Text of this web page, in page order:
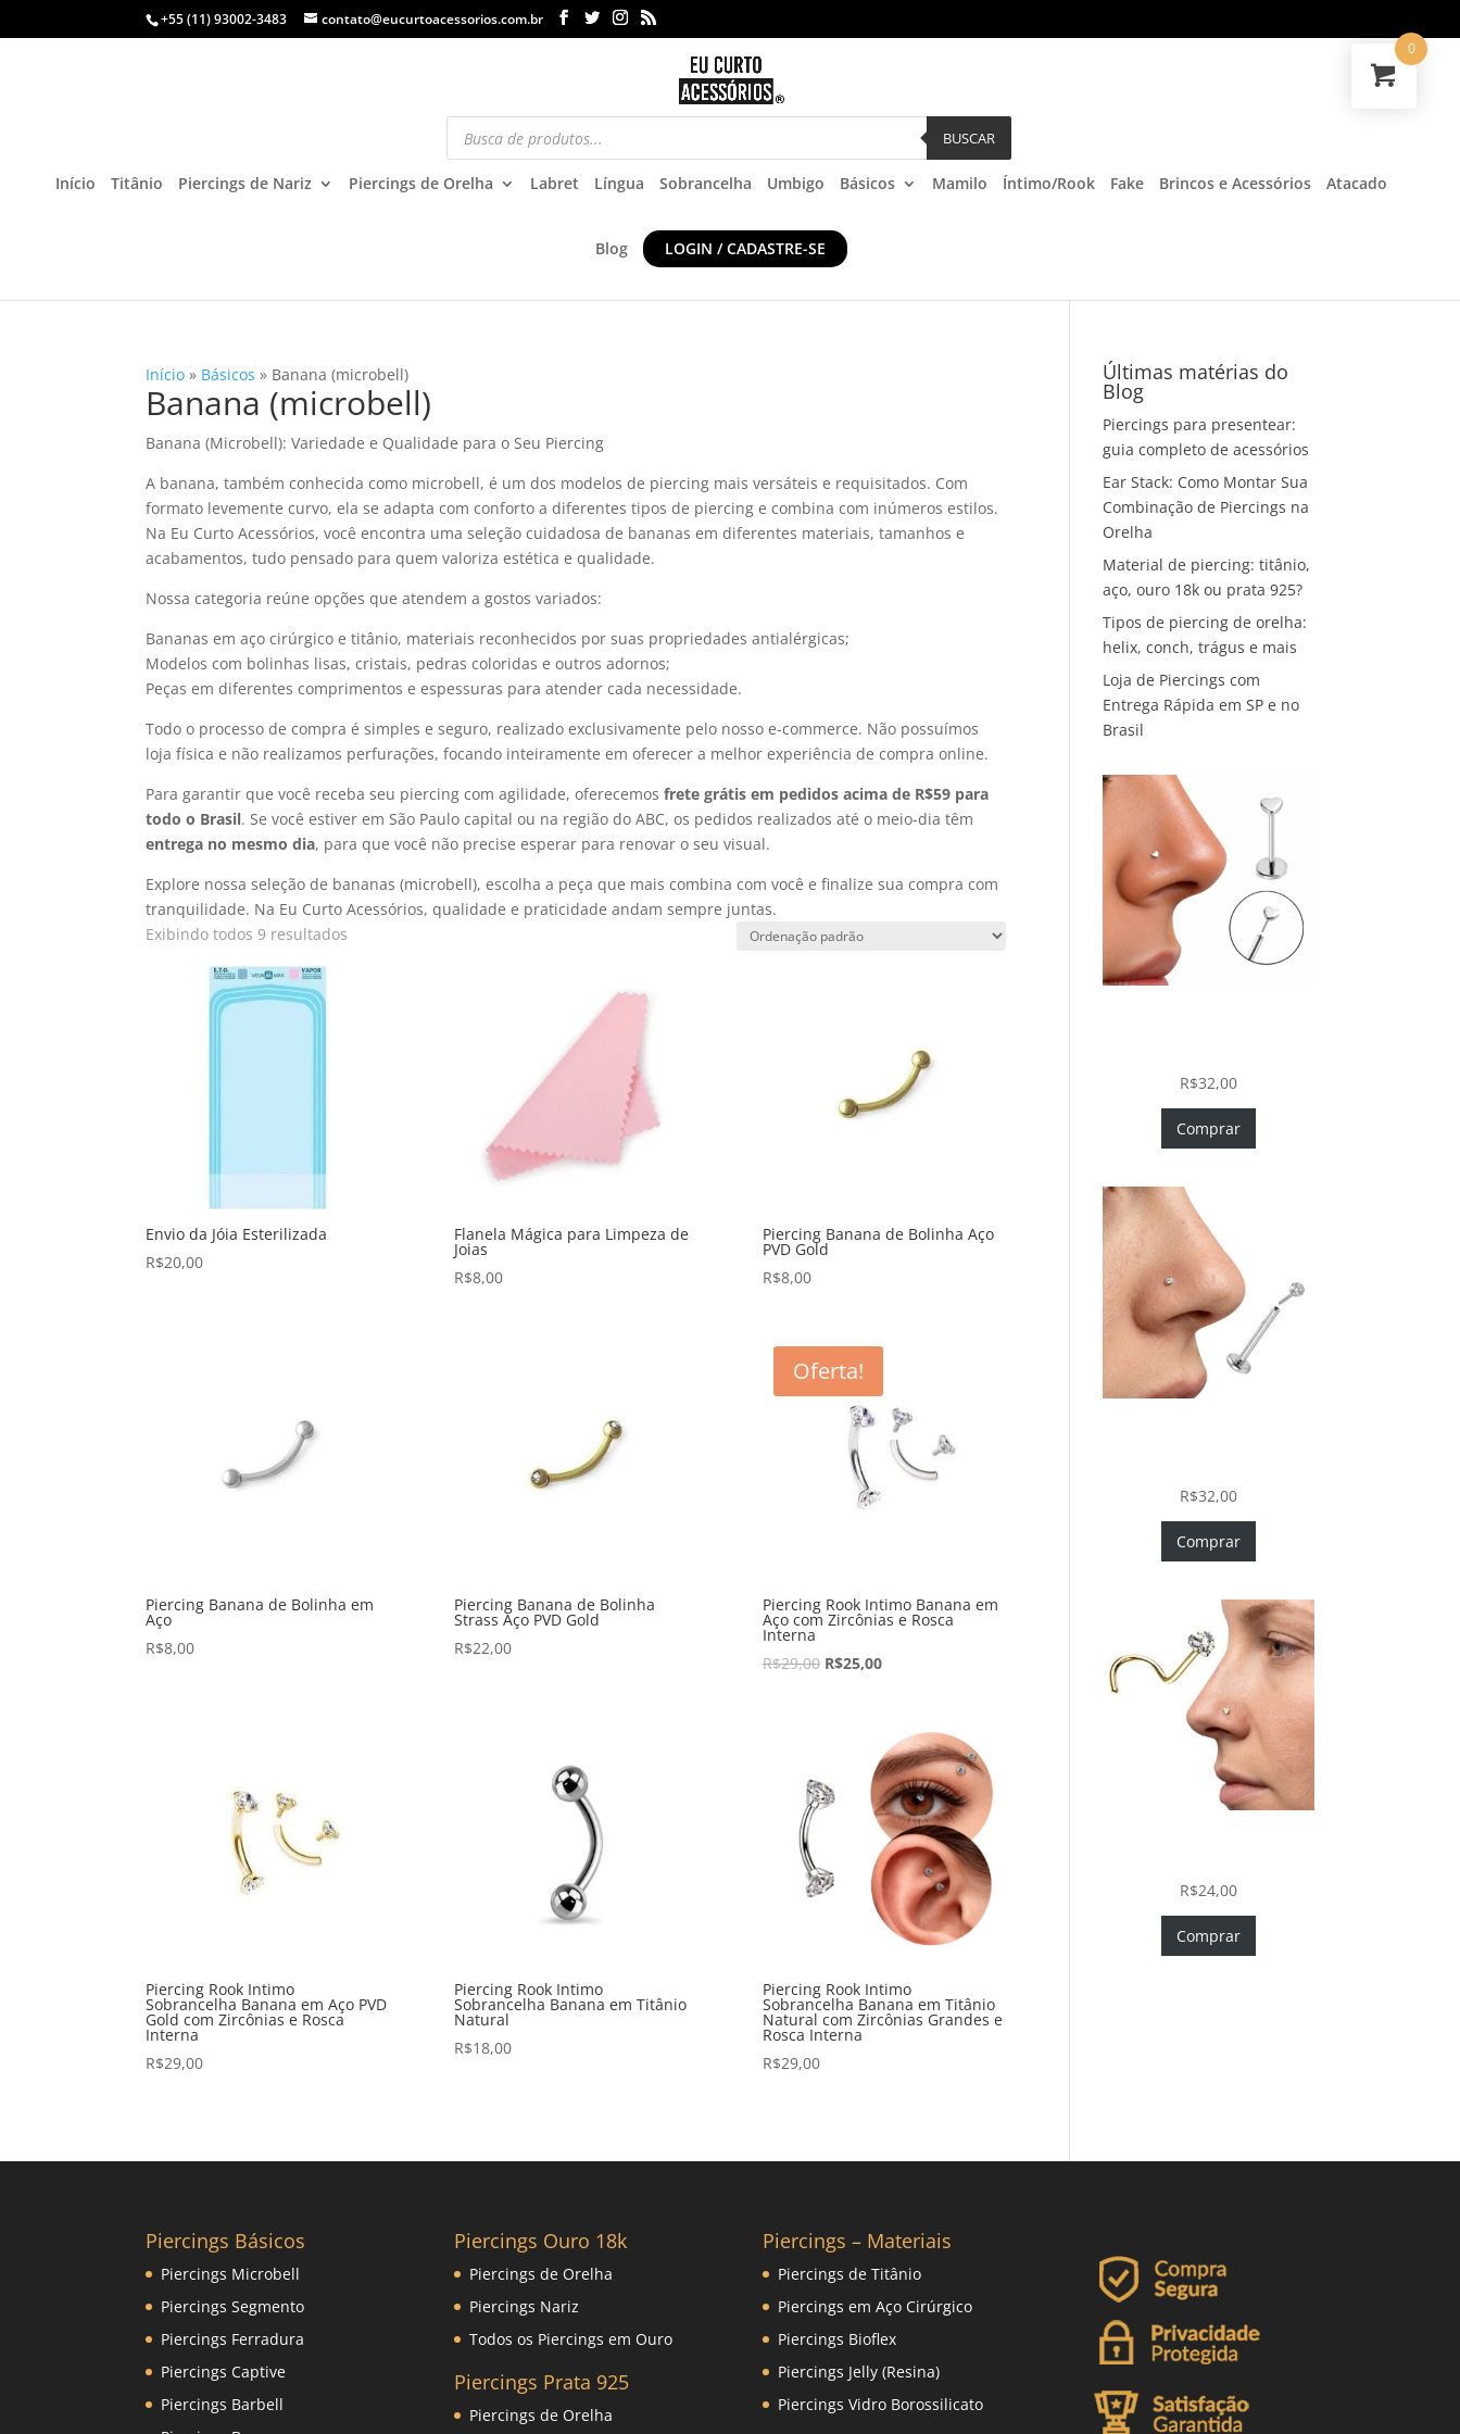
+55 (11) 93002-3483 contato@eucurtoacessorios.com.br
BUSCAR
Início Titânio Piercings de Nariz Piercings de Orelha Labret Língua Sobrancelha Umbigo Básicos Mamilo Íntimo/Rook Fake Brincos e Acessórios Atacado
Blog LOGIN / CADASTRE-SE
Início » Básicos » Banana (microbell)
Banana (microbell)
Banana (Microbell): Variedade e Qualidade para o Seu Piercing
A banana, também conhecida como microbell, é um dos modelos de piercing mais versáteis e requisitados. Com
formato levemente curvo, ela se adapta com conforto a diferentes tipos de piercing e combina com inúmeros estilos.
Na Eu Curto Acessórios, você encontra uma seleção cuidadosa de bananas em diferentes materiais, tamanhos e
acabamentos, tudo pensado para quem valoriza estética e qualidade.
Nossa categoria reúne opções que atendem a gostos variados:
Bananas em aço cirúrgico e titânio, materiais reconhecidos por suas propriedades antialérgicas;
Modelos com bolinhas lisas, cristais, pedras coloridas e outros adornos;
Peças em diferentes comprimentos e espessuras para atender cada necessidade.
Todo o processo de compra é simples e seguro, realizado exclusivamente pelo nosso e-commerce. Não possuímos
loja física e não realizamos perfurações, focando inteiramente em oferecer a melhor experiência de compra online.
Para garantir que você receba seu piercing com agilidade, oferecemosfrete grátis em pedidos acima de R$59 para
todo o Brasil. Se você estiver em São Paulo capital ou na região do ABC, os pedidos realizados até o meio-dia têm
entrega no mesmo dia, para que você não precise esperar para renovar o seu visual.
Explore nossa seleção de bananas (microbell), escolha a peça que mais combina com você e finalize sua compra com
tranquilidade. Na Eu Curto Acessórios, qualidade e praticidade andam sempre juntas.
Exibindo todos 9 resultados
Envio da Jóia Esterilizada
R$20,00
Flanela Mágica para Limpeza de
Joias
R$8,00
Piercing Banana de Bolinha Aço
PVD Gold
R$8,00
Piercing Banana de Bolinha em
Aço
R$8,00
Piercing Banana de Bolinha
Strass Aço PVD Gold
R$22,00
Oferta!
Piercing Rook Intimo Banana em
Aço com Zircônias e Rosca
Interna
R$29,00 R$25,00
Piercing Rook Intimo
Sobrancelha Banana em Aço PVD
Gold com Zircônias e Rosca
Interna
R$29,00
Piercing Rook Intimo
Sobrancelha Banana em Titânio
Natural
R$18,00
Piercing Rook Intimo
Sobrancelha Banana em Titânio
Natural com Zircônias Grandes e
Rosca Interna
R$29,00
Últimas matérias do
Blog
Piercings para presentear:
guia completo de acessórios
Ear Stack: Como Montar Sua
Combinação de Piercings na
Orelha
Material de piercing: titânio,
aço, ouro 18k ou prata 925?
Tipos de piercing de orelha:
helix, conch, trágus e mais
Loja de Piercings com
Entrega Rápida em SP e no
Brasil
R$32,00
Comprar
R$32,00
Comprar
R$24,00
Comprar
Piercings Básicos
Piercings Microbell
Piercings Segmento
Piercings Ferradura
Piercings Captive
Piercings Barbell
Piercings Ouro 18k
Piercings de Orelha
Piercings Nariz
Todos os Piercings em Ouro
Piercings Prata 925
Piercings de Orelha
Piercings – Materiais
Piercings de Titânio
Piercings em Aço Cirúrgico
Piercings Bioflex
Piercings Jelly (Resina)
Piercings Vidro Borossilicato
0